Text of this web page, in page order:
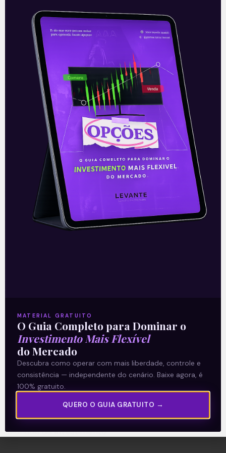
Embraer faz parceria na
mobilidade aérea urbana
No dia primeiro de junho, a Eve Urban Air
Mobility, empresa independente criada
pela Embraer (EMBR3) com foco em
mobilidade urbana, anunciou parceria
com a
Leia mais
02/06/2021
Termos e Condições
Política de Privacidade
Explore
Artigos
E Eu Com Isso?
Vídeos no Youtube
Manuais de Investimento
MATERIAL GRATUITO
O Guia Completo para Dominar o
Investimento Mais Flexível
do Mercado
Descubra como operar com mais liberdade, controle e
consistência — independente do cenário. Baixe agora, é
100% gratuito.
QUERO O GUIA GRATUITO →